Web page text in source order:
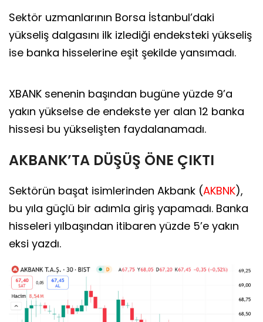
Sektör uzmanlarının Borsa İstanbul’daki
yükseliş dalgasını ilk izlediği endeksteki yükseliş
ise banka hisselerine eşit şekilde yansımadı.
XBANK senenin başından bugüne yüzde 9’a
yakın yükselse de endekste yer alan 12 banka
hissesi bu yükselişten faydalanamadı.
AKBANK’TA DÜŞÜŞ ÖNE ÇIKTI
Sektörün başat isimlerinden Akbank (AKBNK),
bu yıla güçlü bir adımla giriş yapamadı. Banka
hisseleri yılbaşından itibaren yüzde 5’e yakın
eksi yazdı.